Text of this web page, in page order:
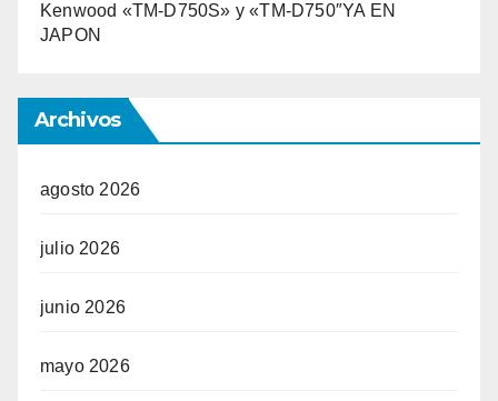
Kenwood «TM-D750S» y «TM-D750″YA EN
JAPON
Archivos
agosto 2026
julio 2026
junio 2026
mayo 2026